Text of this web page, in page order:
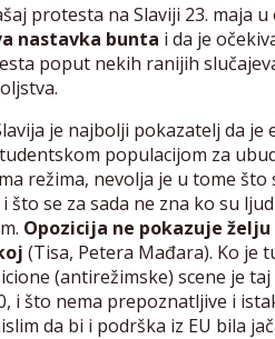
protesta na Slaviji 23. maja
nastavka bunta i da je
poput nekih ranijih
je najbolji pokazatelj da
populacijom za
režima, nevolja je u tome
što se za sada ne zna ko su
Opozicija ne pokazuje
(Tisa, Petera Mađara). Ko je
(antirežimske) scene je
i što nema prepoznatljive i
da bi i podrška iz EU bila